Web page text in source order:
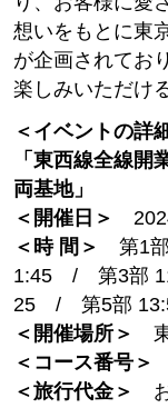
想いをもとに東
が企画されてお
楽しみいただけ
＜イベントの詳
「東西線全線
両基地」
＜開催日＞
＜時 間＞
第1
1:45 / 第3部
25 / 第5部
＜開催場所＞
＜コース番号＞
＜旅行代金＞